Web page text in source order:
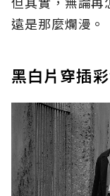
遠是那麼爛漫。
黑白片穿插